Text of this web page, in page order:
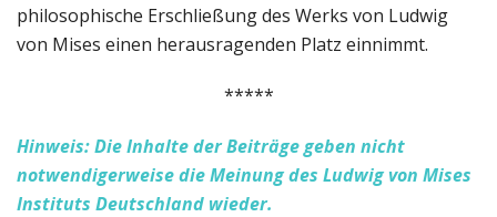
philosophische Erschließung des Werks von Ludwig
von Mises einen herausragenden Platz einnimmt.
*****
Hinweis: Die Inhalte der Beiträge geben nicht
notwendigerweise die Meinung des Ludwig von Mises
Instituts Deutschland wieder.